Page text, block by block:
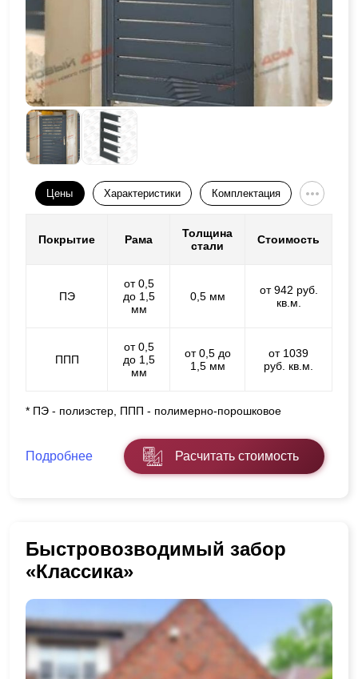
Цены Характеристики Комплектация
Покрытие Рама
Толщина
стали
Стоимость
ПЭ
от 0,5
до 1,5
мм
0,5 мм
от 942 руб.
кв.м.
ППП
от 0,5
до 1,5
мм
от 0,5 до
1,5 мм
от 1039
руб. кв.м.
* ПЭ - полиэстер, ППП - полимерно-порошковое
Подробнее Расчитать стоимость
Быстровозводимый забор
«Классика»